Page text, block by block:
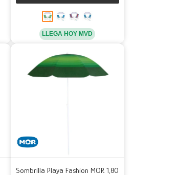
LLEGA HOY MVD
Sombrilla Playa Fashion MOR 1,80